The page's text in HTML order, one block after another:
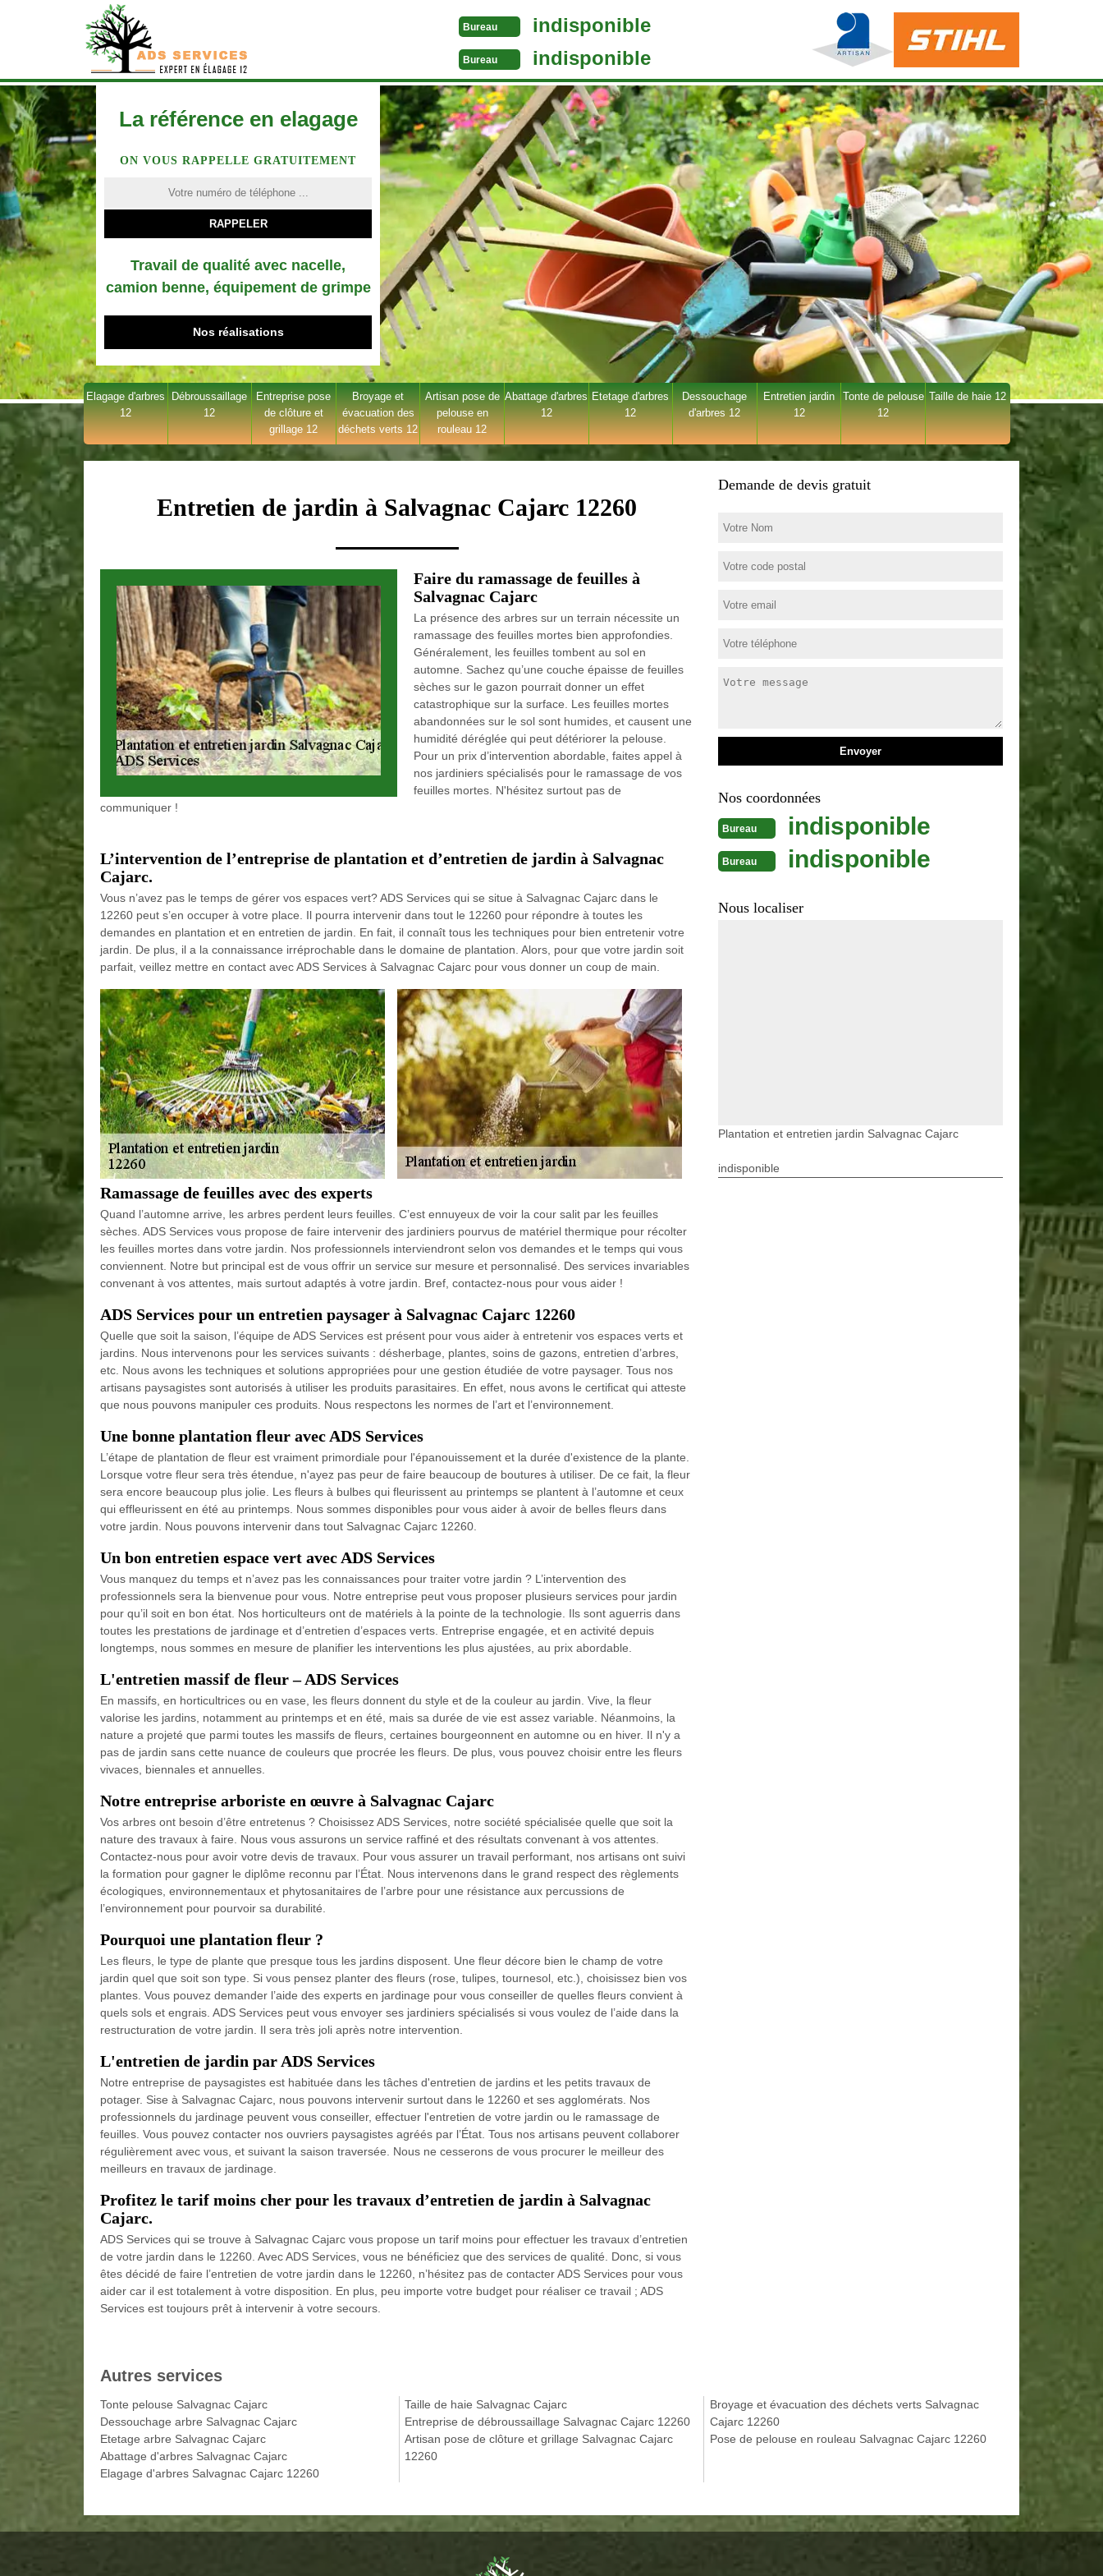
Bureau indisponible
Bureau indisponible
La référence en elagage
ON VOUS RAPPELLE GRATUITEMENT
Travail de qualité avec nacelle,
camion benne, équipement de grimpe
Nos réalisations
Elagage d'arbres
12
Débroussaillage
12
Entreprise pose
de clôture et
grillage 12
Broyage et
évacuation des
déchets verts 12
Artisan pose de
pelouse en
rouleau 12
Abattage d'arbres
12
Etetage d'arbres
12
Dessouchage
d'arbres 12
Entretien jardin
12
Tonte de pelouse
12
Taille de haie 12
Entretien de jardin à Salvagnac Cajarc 12260
Faire du ramassage de feuilles à
Salvagnac Cajarc
La présence des arbres sur un terrain nécessite un
ramassage des feuilles mortes bien approfondies.
Généralement, les feuilles tombent au sol en
automne. Sachez qu’une couche épaisse de feuilles
sèches sur le gazon pourrait donner un effet
catastrophique sur la surface. Les feuilles mortes
abandonnées sur le sol sont humides, et causent une
humidité déréglée qui peut détériorer la pelouse.
Pour un prix d’intervention abordable, faites appel à
nos jardiniers spécialisés pour le ramassage de vos
feuilles mortes. N'hésitez surtout pas de
communiquer !
L’intervention de l’entreprise de plantation et d’entretien de jardin à Salvagnac
Cajarc.
Vous n’avez pas le temps de gérer vos espaces vert? ADS Services qui se situe à Salvagnac Cajarc dans le
12260 peut s’en occuper à votre place. Il pourra intervenir dans tout le 12260 pour répondre à toutes les
demandes en plantation et en entretien de jardin. En fait, il connaît tous les techniques pour bien entretenir votre
jardin. De plus, il a la connaissance irréprochable dans le domaine de plantation. Alors, pour que votre jardin soit
parfait, veillez mettre en contact avec ADS Services à Salvagnac Cajarc pour vous donner un coup de main.
Ramassage de feuilles avec des experts
Quand l’automne arrive, les arbres perdent leurs feuilles. C’est ennuyeux de voir la cour salit par les feuilles
sèches. ADS Services vous propose de faire intervenir des jardiniers pourvus de matériel thermique pour récolter
les feuilles mortes dans votre jardin. Nos professionnels interviendront selon vos demandes et le temps qui vous
conviennent. Notre but principal est de vous offrir un service sur mesure et personnalisé. Des services invariables
convenant à vos attentes, mais surtout adaptés à votre jardin. Bref, contactez-nous pour vous aider !
ADS Services pour un entretien paysager à Salvagnac Cajarc 12260
Quelle que soit la saison, l’équipe de ADS Services est présent pour vous aider à entretenir vos espaces verts et
jardins. Nous intervenons pour les services suivants : désherbage, plantes, soins de gazons, entretien d’arbres,
etc. Nous avons les techniques et solutions appropriées pour une gestion étudiée de votre paysager. Tous nos
artisans paysagistes sont autorisés à utiliser les produits parasitaires. En effet, nous avons le certificat qui atteste
que nous pouvons manipuler ces produits. Nous respectons les normes de l’art et l’environnement.
Une bonne plantation fleur avec ADS Services
L’étape de plantation de fleur est vraiment primordiale pour l'épanouissement et la durée d'existence de la plante.
Lorsque votre fleur sera très étendue, n'ayez pas peur de faire beaucoup de boutures à utiliser. De ce fait, la fleur
sera encore beaucoup plus jolie. Les fleurs à bulbes qui fleurissent au printemps se plantent à l’automne et ceux
qui effleurissent en été au printemps. Nous sommes disponibles pour vous aider à avoir de belles fleurs dans
votre jardin. Nous pouvons intervenir dans tout Salvagnac Cajarc 12260.
Un bon entretien espace vert avec ADS Services
Vous manquez du temps et n’avez pas les connaissances pour traiter votre jardin ? L’intervention des
professionnels sera la bienvenue pour vous. Notre entreprise peut vous proposer plusieurs services pour jardin
pour qu’il soit en bon état. Nos horticulteurs ont de matériels à la pointe de la technologie. Ils sont aguerris dans
toutes les prestations de jardinage et d’entretien d’espaces verts. Entreprise engagée, et en activité depuis
longtemps, nous sommes en mesure de planifier les interventions les plus ajustées, au prix abordable.
L'entretien massif de fleur – ADS Services
En massifs, en horticultrices ou en vase, les fleurs donnent du style et de la couleur au jardin. Vive, la fleur
valorise les jardins, notamment au printemps et en été, mais sa durée de vie est assez variable. Néanmoins, la
nature a projeté que parmi toutes les massifs de fleurs, certaines bourgeonnent en automne ou en hiver. Il n'y a
pas de jardin sans cette nuance de couleurs que procrée les fleurs. De plus, vous pouvez choisir entre les fleurs
vivaces, biennales et annuelles.
Notre entreprise arboriste en œuvre à Salvagnac Cajarc
Vos arbres ont besoin d’être entretenus ? Choisissez ADS Services, notre société spécialisée quelle que soit la
nature des travaux à faire. Nous vous assurons un service raffiné et des résultats convenant à vos attentes.
Contactez-nous pour avoir votre devis de travaux. Pour vous assurer un travail performant, nos artisans ont suivi
la formation pour gagner le diplôme reconnu par l’État. Nous intervenons dans le grand respect des règlements
écologiques, environnementaux et phytosanitaires de l’arbre pour une résistance aux percussions de
l’environnement pour pourvoir sa durabilité.
Pourquoi une plantation fleur ?
Les fleurs, le type de plante que presque tous les jardins disposent. Une fleur décore bien le champ de votre
jardin quel que soit son type. Si vous pensez planter des fleurs (rose, tulipes, tournesol, etc.), choisissez bien vos
plantes. Vous pouvez demander l’aide des experts en jardinage pour vous conseiller de quelles fleurs convient à
quels sols et engrais. ADS Services peut vous envoyer ses jardiniers spécialisés si vous voulez de l’aide dans la
restructuration de votre jardin. Il sera très joli après notre intervention.
L'entretien de jardin par ADS Services
Notre entreprise de paysagistes est habituée dans les tâches d'entretien de jardins et les petits travaux de
potager. Sise à Salvagnac Cajarc, nous pouvons intervenir surtout dans le 12260 et ses agglomérats. Nos
professionnels du jardinage peuvent vous conseiller, effectuer l'entretien de votre jardin ou le ramassage de
feuilles. Vous pouvez contacter nos ouvriers paysagistes agréés par l’État. Tous nos artisans peuvent collaborer
régulièrement avec vous, et suivant la saison traversée. Nous ne cesserons de vous procurer le meilleur des
meilleurs en travaux de jardinage.
Profitez le tarif moins cher pour les travaux d’entretien de jardin à Salvagnac
Cajarc.
ADS Services qui se trouve à Salvagnac Cajarc vous propose un tarif moins pour effectuer les travaux d’entretien
de votre jardin dans le 12260. Avec ADS Services, vous ne bénéficiez que des services de qualité. Donc, si vous
êtes décidé de faire l’entretien de votre jardin dans le 12260, n’hésitez pas de contacter ADS Services pour vous
aider car il est totalement à votre disposition. En plus, peu importe votre budget pour réaliser ce travail ; ADS
Services est toujours prêt à intervenir à votre secours.
Demande de devis gratuit
Nos coordonnées
Bureau indisponible
Bureau indisponible
Nous localiser
Plantation et entretien jardin Salvagnac Cajarc
indisponible
Autres services
Tonte pelouse Salvagnac Cajarc
Dessouchage arbre Salvagnac Cajarc
Etetage arbre Salvagnac Cajarc
Abattage d'arbres Salvagnac Cajarc
Elagage d'arbres Salvagnac Cajarc 12260
Taille de haie Salvagnac Cajarc
Entreprise de débroussaillage Salvagnac Cajarc 12260
Artisan pose de clôture et grillage Salvagnac Cajarc
12260
Broyage et évacuation des déchets verts Salvagnac
Cajarc 12260
Pose de pelouse en rouleau Salvagnac Cajarc 12260